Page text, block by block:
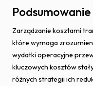
Podsumowanie
Zarządzanie kosztami
które wymaga
wydatki operacyjne
kluczowych kosztów
różnych strategii ich